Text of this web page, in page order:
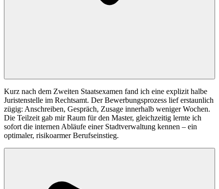
Kurz nach dem Zweiten Staatsexamen fand ich eine explizit halbe
Juristenstelle im Rechtsamt. Der Bewerbungsprozess lief erstaunlich
zügig: Anschreiben, Gespräch, Zusage innerhalb weniger Wochen.
Die Teilzeit gab mir Raum für den Master, gleichzeitig lernte ich
sofort die internen Abläufe einer Stadtverwaltung kennen – ein
optimaler, risikoarmer Berufseinstieg.